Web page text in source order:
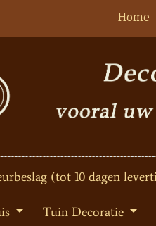
Home
(tot 10 dagen
Tuin Decoratie